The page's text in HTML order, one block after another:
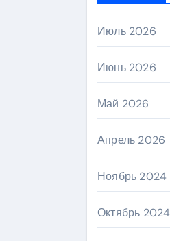
Июль 2026
Июнь 2026
Май 2026
Апрель 2026
Ноябрь 2024
Октябрь 2024